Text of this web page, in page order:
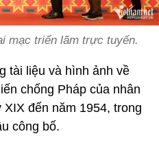
mạc triển lãm trực tuyến.
tài liệu và hình ảnh về
chống Pháp của nhân
đến năm 1954, trong
công bố.